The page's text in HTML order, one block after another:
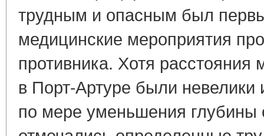
трудным и опасным был
медицинские мероприятия
противника. Хотя
в Порт-Артуре были
по мере уменьшения глубины